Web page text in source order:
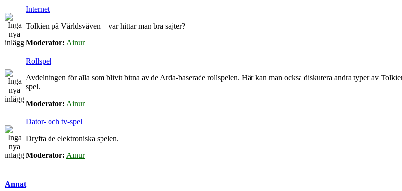
Internet
Tolkien på Världsväven – var hittar man bra sajter?
Moderator: Ainur
Rollspel
Avdelningen för alla som blivit bitna av de Arda-baserade rollspelen. Här kan man också diskutera andra typer av
spel.
Moderator: Ainur
Dator- och tv-spel
Dryfta de elektroniska spelen.
Moderator: Ainur
Annat